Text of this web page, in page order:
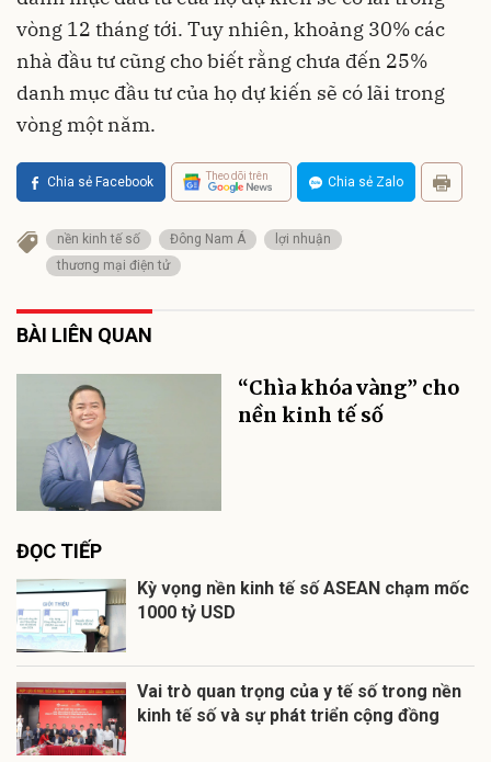
vòng 12 tháng tới. Tuy nhiên, khoảng 30% các
nhà đầu tư cũng cho biết rằng chưa đến 25%
danh mục đầu tư của họ dự kiến ​​sẽ có lãi trong
vòng một năm.
Chia sẻ Facebook Theo dõi trên Chia sẻ Zalo
nền kinh tế số Đông Nam Á
lợi nhuận
thương mại điện tử
BÀI LIÊN QUAN
“Chìa khóa vàng” cho
nền kinh tế số
ĐỌC TIẾP
Kỳ vọng nền kinh tế số ASEAN chạm mốc
1000 tỷ USD
Vai trò quan trọng của y tế số trong nền
kinh tế số và sự phát triển cộng đồng